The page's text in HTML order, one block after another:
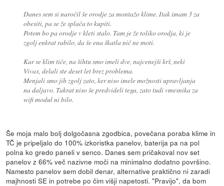
Danes sem si naročil še orodje za montažo klime. Itak imam 3 za
obesiti, pa se že splača to kupiti.
Potem bo pa orodje v kleti stalo. Tam je že toliko orodja, ki je
zgolj enkrat rabilo, da še ena škatla nič ne moti.
Kar se klim tiče, na šihtu smo imeli dve, najcenejši krš, neki
Vivax, delali ste deset let brez problema.
Menjali smo jih zgolj zato, ker niso imele možnosti upravljanja
na daljavo. Takrat niso še predvideli tega, zato tudi vmesnika za
wifi modul ni bilo.
Še moja malo bolj dolgočasna zgodbica, povečana poraba klime in
TČ je pripeljalo do 100% izkoristka panelov, baterija pa na pol
polna ko gredo paneli v senco. Danes sem pričakoval nov set
panelov z 66% več nazivne moči na minimalno dodatno površino.
Namesto panelov sem dobil denar, alternative praktično ni zaradi
majhnosti SE in potrebe po čim višji napetosti. "Pravijo", da bom